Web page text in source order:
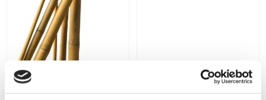
Bamboestok 1 stuk
€2,49